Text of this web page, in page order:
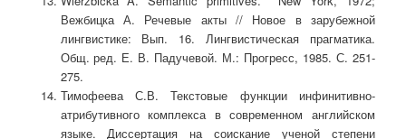
Вежбицка А. Речевые акты // Новое в зарубежной
лингвистике: Вып. 16. Лингвистическая прагматика.
Общ. ред. Е. В. Падучевой. М.: Прогресс, 1985. С. 251-
275.
Тимофеева С.В. Текстовые функции инфинитивно-
атрибутивного комплекса в современном английском
языке. Диссертация на соискание ученой степени